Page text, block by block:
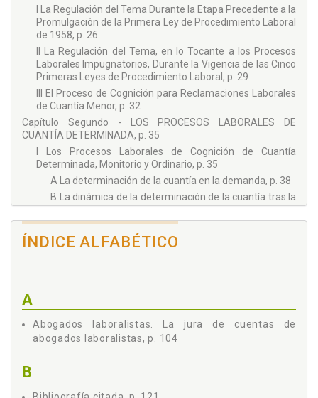
I La Regulación del Tema Durante la Etapa Precedente a la
Promulgación de la Primera Ley de Procedimiento Laboral
de 1958, p. 26
II La Regulación del Tema, en lo Tocante a los Procesos
Laborales Impugnatorios, Durante la Vigencia de las Cinco
Primeras Leyes de Procedimiento Laboral, p. 29
III El Proceso de Cognición para Reclamaciones Laborales
de Cuantía Menor, p. 32
Capítulo Segundo - LOS PROCESOS LABORALES DE
CUANTÍA DETERMINADA, p. 35
I Los Procesos Laborales de Cognición de Cuantía
Determinada, Monitorio y Ordinario, p. 35
A La determinación de la cuantía en la demanda, p. 38
B La dinámica de la determinación de la cuantía tras la
admisión a trámite de la demanda, p. 42
C La dinámica de la determinación de la cuantía en la
sentencia, p. 47
letra g) del apartado 2 del artículo 191 de la Ley
Reguladora de la Jurisdicción Social, p. 53
B Los complementos jurisprudenciales de la regla
III Los Procesos Laborales de Ejecución, Monitoria y
Ordinaria, de Cuantía Determinada, p. 60
ÍNDICE ALFABÉTICO
A
Abogados laboralistas. La jura de cuentas de
abogados laboralistas, p. 104
B